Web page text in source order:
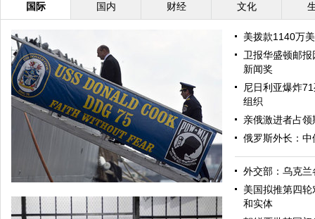
国际 国内 财经 文化
美拨款1140万
卫报华盛顿邮
新闻奖
尼日利亚爆炸
组织
亲俄激进者占
俄罗斯外长：
外交部：乌克
美国拟推第四
和实体